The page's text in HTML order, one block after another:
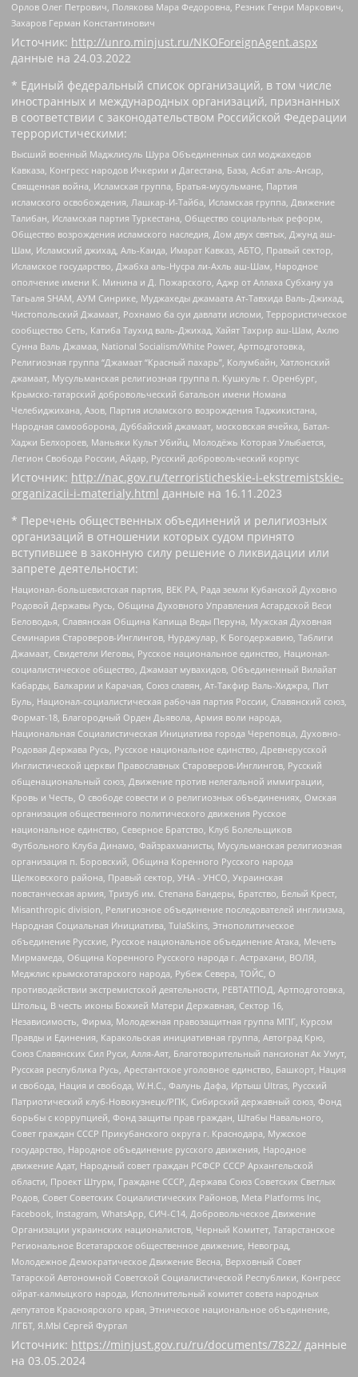
Орлов Олег Петрович, Полякова Мара Федоровна, Резник Генри Маркович,
Захаров Герман Константинович
Источник: http://unro.minjust.ru/NKOForeignAgent.aspx
данные на 24.03.2022
* Единый федеральный список организаций, в том числе
иностранных и международных организаций, признанных
в соответствии с законодательством Российской Федерации
террористическими:
Высший военный Маджлисуль Шура Объединенных сил моджахедов
Кавказа, Конгресс народов Ичкерии и Дагестана, База, Асбат аль-Ансар,
Священная война, Исламская группа, Братья-мусульмане, Партия
исламского освобождения, Лашкар-И-Тайба, Исламская группа, Движение
Талибан, Исламская партия Туркестана, Общество социальных реформ,
Общество возрождения исламского наследия, Дом двух святых, Джунд аш-
Шам, Исламский джихад, Аль-Каида, Имарат Кавказ, АБТО, Правый сектор,
Исламское государство, Джабха аль-Нусра ли-Ахль аш-Шам, Народное
ополчение имени К. Минина и Д. Пожарского, Аджр от Аллаха Субхану уа
Тагьаля SHAM, АУМ Синрике, Муджахеды джамаата Ат-Тавхида Валь-Джихад,
Чистопольский Джамаат, Рохнамо ба суи давлати исломи, Террористическое
сообщество Сеть, Катиба Таухид валь-Джихад, Хайят Тахрир аш-Шам, Ахлю
Сунна Валь Джамаа, National Socialism/White Power, Артподготовка,
Религиозная группа “Джамаат “Красный пахарь”, Колумбайн, Хатлонский
джамаат, Мусульманская религиозная группа п. Кушкуль г. Оренбург,
Крымско-татарский добровольческий батальон имени Номана
Челебиджихана, Азов, Партия исламского возрождения Таджикистана,
Народная самооборона, Дуббайский джамаат, московская ячейка, Батал-
Хаджи Белхороев, Маньяки Культ Убийц, Молодёжь Которая Улыбается,
Легион Свобода России, Айдар, Русский добровольческий корпус
Источник: http://nac.gov.ru/terroristicheskie-i-ekstremistskie-
organizacii-i-materialy.html данные на 16.11.2023
* Перечень общественных объединений и религиозных
организаций в отношении которых судом принято
вступившее в законную силу решение о ликвидации или
запрете деятельности:
Национал-большевистская партия, ВЕК РА, Рада земли Кубанской Духовно
Родовой Державы Русь, Община Духовного Управления Асгардской Веси
Беловодья, Славянская Община Капища Веды Перуна, Мужская Духовная
Семинария Староверов-Инглингов, Нурджулар, К Богодержавию, Таблиги
Джамаат, Свидетели Иеговы, Русское национальное единство, Национал-
социалистическое общество, Джамаат мувахидов, Объединенный Вилайат
Кабарды, Балкарии и Карачая, Союз славян, Ат-Такфир Валь-Хиджра, Пит
Буль, Национал-социалистическая рабочая партия России, Славянский союз,
Формат-18, Благородный Орден Дьявола, Армия воли народа,
Национальная Социалистическая Инициатива города Череповца, Духовно-
Родовая Держава Русь, Русское национальное единство, Древнерусской
Инглистической церкви Православных Староверов-Инглингов, Русский
общенациональный союз, Движение против нелегальной иммиграции,
Кровь и Честь, О свободе совести и о религиозных объединениях, Омская
организация общественного политического движения Русское
национальное единство, Северное Братство, Клуб Болельщиков
Футбольного Клуба Динамо, Файзрахманисты, Мусульманская религиозная
организация п. Боровский, Община Коренного Русского народа
Щелковского района, Правый сектор, УНА - УНСО, Украинская
повстанческая армия, Тризуб им. Степана Бандеры, Братство, Белый Крест,
Misanthropic division, Религиозное объединение последователей инглиизма,
Народная Социальная Инициатива, TulaSkins, Этнополитическое
объединение Русские, Русское национальное объединение Атака, Мечеть
Мирмамеда, Община Коренного Русского народа г. Астрахани, ВОЛЯ,
Меджлис крымскотатарского народа, Рубеж Севера, ТОЙС, О
противодействии экстремистской деятельности, РЕВТАТПОД, Артподготовка,
Штольц, В честь иконы Божией Матери Державная, Сектор 16,
Независимость, Фирма, Молодежная правозащитная группа МПГ, Курсом
Правды и Единения, Каракольская инициативная группа, Автоград Крю,
Союз Славянских Сил Руси, Алля-Аят, Благотворительный пансионат Ак Умут,
Русская республика Русь, Арестантское уголовное единство, Башкорт, Нация
и свобода, Нация и свобода, W.H.С., Фалунь Дафа, Иртыш Ultras, Русский
Патриотический клуб-Новокузнецк/РПК, Сибирский державный союз, Фонд
борьбы с коррупцией, Фонд защиты прав граждан, Штабы Навального,
Совет граждан СССР Прикубанского округа г. Краснодара, Мужское
государство, Народное объединение русского движения, Народное
движение Адат, Народный совет граждан РСФСР СССР Архангельской
области, Проект Штурм, Граждане СССР, Держава Союз Советских Светлых
Родов, Совет Советских Социалистических Районов, Meta Platforms Inc,
Facebook, Instagram, WhatsApp, СИЧ-С14, Добровольческое Движение
Организации украинских националистов, Черный Комитет, Татарстанское
Региональное Всетатарское общественное движение, Невоград,
Молодежное Демократическое Движение Весна, Верховный Совет
Татарской Автономной Советской Социалистической Республики, Конгресс
ойрат-калмыцкого народа, Исполнительный комитет совета народных
депутатов Красноярского края, Этническое национальное объединение,
ЛГБТ, Я.МЫ Сергей Фургал
Источник: https://minjust.gov.ru/ru/documents/7822/ данные
на 03.05.2024